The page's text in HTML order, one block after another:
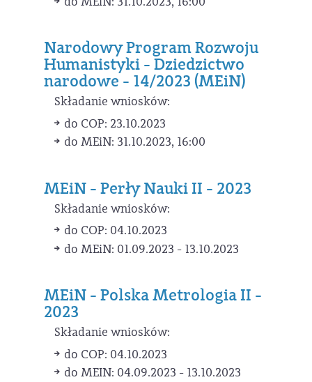
Narodowy Program Rozwoju
Humanistyki - Dziedzictwo
narodowe - 14/2023 (MEiN)
Składanie wniosków:
do COP: 23.10.2023
do MEiN: 31.10.2023, 16:00
MEiN - Perły Nauki II - 2023
Składanie wniosków:
do COP: 04.10.2023
do MEiN: 01.09.2023 - 13.10.2023
MEiN - Polska Metrologia II -
2023
Składanie wniosków:
do COP: 04.10.2023
do MEIN: 04.09.2023 - 13.10.2023